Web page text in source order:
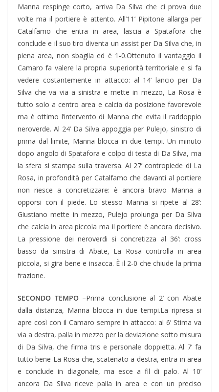
Manna respinge corto, arriva Da Silva che ci prova due
volte ma il portiere è attento. All’11’ Pipitone allarga per
Catalfamo che entra in area, lascia a Spatafora che
conclude e il suo tiro diventa un assist per Da Silva che, in
piena area, non sbaglia ed è 1-0.Ottenuto il vantaggio il
Camaro fa valere la propria superiorità territoriale e si fa
vedere costantemente in attacco: al 14’ lancio per Da
Silva che va via a sinistra e mette in mezzo, La Rosa è
tutto solo a centro area e calcia da posizione favorevole
ma è ottimo l’intervento di Manna che evita il raddoppio
neroverde. Al 24’ Da Silva appoggia per Pulejo, sinistro di
prima dal limite, Manna blocca in due tempi. Un minuto
dopo angolo di Spatafora e colpo di testa di Da Silva, ma
la sfera si stampa sulla traversa. Al 27’ contropiede di La
Rosa, in profondità per Catalfamo che davanti al portiere
non riesce a concretizzare: è ancora bravo Manna a
opporsi con il piede. Lo stesso Manna si ripete al 28’:
Giustiano mette in mezzo, Pulejo prolunga per Da Silva
che calcia in area piccola ma il portiere è ancora decisivo.
La pressione dei neroverdi si concretizza al 36’: cross
basso da sinistra di Abate, La Rosa controlla in area
piccola, si gira bene e insacca. È il 2-0 che chiude la prima
frazione.
SECONDO TEMPO–Prima conclusione al 2’ con Abate
dalla distanza, Manna blocca in due tempi.La ripresa si
apre così con il Camaro sempre in attacco: al 6’ Stima va
via a destra, palla in mezzo per la deviazione sotto misura
di Da Silva, che firma tris e personale doppietta. Al 7’ fa
tutto bene La Rosa che, scatenato a destra, entra in area
e conclude in diagonale, ma esce a fil di palo. Al 10’
ancora Da Silva riceve palla in area e con un preciso